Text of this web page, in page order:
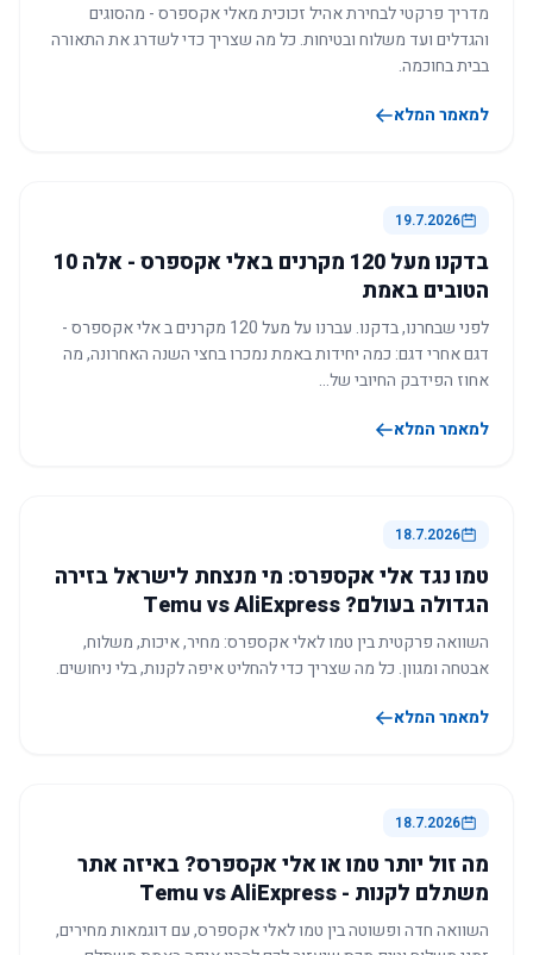
מדריך פרקטי לבחירת אהיל זכוכית מאלי אקספרס - מהסוגים
והגדלים ועד משלוח ובטיחות. כל מה שצריך כדי לשדרג את התאורה
בבית בחוכמה.
למאמר המלא
19.7.2026
בדקנו מעל 120 מקרנים באלי אקספרס - אלה 10
הטובים באמת
לפני שבחרנו, בדקנו. עברנו על מעל 120 מקרנים ב אלי אקספרס -
דגם אחרי דגם: כמה יחידות באמת נמכרו בחצי השנה האחרונה, מה
אחוז הפידבק החיובי של…
למאמר המלא
18.7.2026
טמו נגד אלי אקספרס: מי מנצחת לישראל בזירה
הגדולה בעולם? Temu vs AliExpress
השוואה פרקטית בין טמו לאלי אקספרס: מחיר, איכות, משלוח,
אבטחה ומגוון. כל מה שצריך כדי להחליט איפה לקנות, בלי ניחושים.
למאמר המלא
18.7.2026
מה זול יותר טמו או אלי אקספרס? באיזה אתר
משתלם לקנות - Temu vs AliExpress
השוואה חדה ופשוטה בין טמו לאלי אקספרס, עם דוגמאות מחירים,